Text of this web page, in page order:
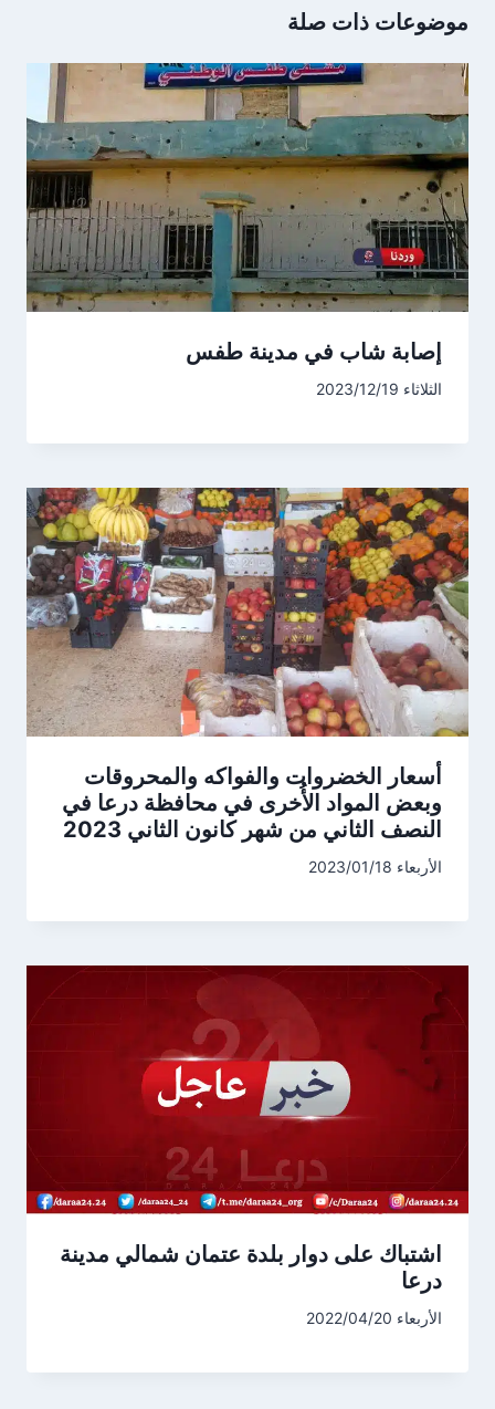
موضوعات ذات صلة
إصابة شاب في مدينة طفس
الثلاثاء 2023/12/19
أسعار الخضروات والفواكه والمحروقات
وبعض المواد الأُخرى في محافظة درعا في
النصف الثاني من شهر كانون الثاني 2023
الأربعاء 2023/01/18
اشتباك على دوار بلدة عتمان شمالي مدينة
درعا
الأربعاء 2022/04/20